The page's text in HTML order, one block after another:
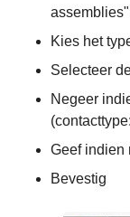
Kies het
Selecteer
Negeer
Geef indien
Bevestig